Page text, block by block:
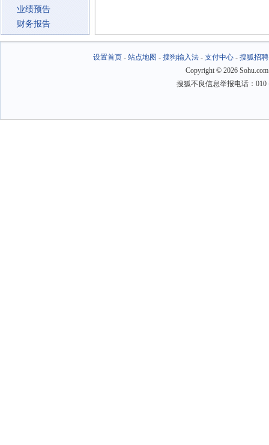
业绩预告
财务报告
设置首页- 站点地图 - 搜狗输入法- 支付中心- 搜狐招聘
Copyright © 2026
搜狐不良信息举报电话：010